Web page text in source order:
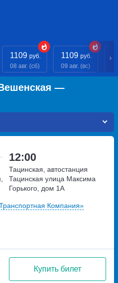
1109 руб.
08 авг. (сб)
1109 руб.
09 авг. (вс)
—
12:00
Купить билет
Тацинская, автостанция
Тацинская улица Максима
Горького, дом 1А
Компания»